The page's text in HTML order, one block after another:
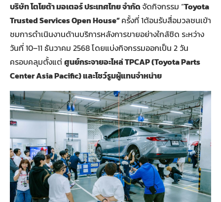
บริษัท โตโยต้า มอเตอร์ ประเทศไทย จำกัดจัดกิจกรรม “Toyota
Trusted Services Open House”ครั้งที่ 1ต้อนรับสื่อมวลชนเข้า
ชมการดำเนินงานด้านบริการหลังการขายอย่างใกล้ชิด ระหว่าง
วันที่ 10–11 ธันวาคม 2568 โดยแบ่งกิจกรรมออกเป็น 2 วัน
ครอบคลุมตั้งแต่ ศูนย์กระจายอะไหล่ TPCAP (Toyota Parts
Center Asia Pacific) และโชว์รูมผู้แทนจำหน่าย